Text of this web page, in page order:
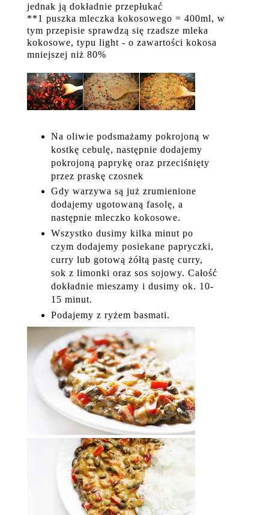
jednak ją dokładnie przepłukać
**1 puszka mleczka kokosowego = 400ml, w
tym przepisie sprawdzą się rzadsze mleka
kokosowe, typu light - o zawartości kokosa
mniejszej niż 80%
Na oliwie podsmażamy pokrojoną w
kostkę cebulę, następnie dodajemy
pokrojoną paprykę oraz przeciśnięty
przez praskę czosnek
Gdy warzywa są już zrumienione
dodajemy ugotowaną fasolę, a
następnie mleczko kokosowe.
Wszystko dusimy kilka minut po
czym dodajemy posiekane papryczki,
curry lub gotową żółtą pastę curry,
sok z limonki oraz sos sojowy. Całość
dokładnie mieszamy i dusimy ok. 10-
15 minut.
Podajemy z ryżem basmati.